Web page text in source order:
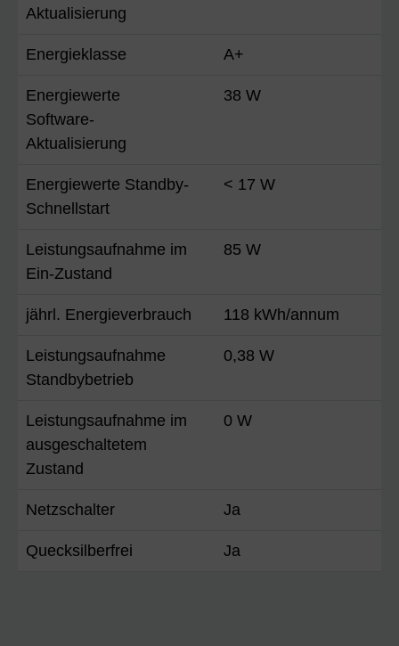
Aktualisierung
Energieklasse A+
Energiewerte
Software-
Aktualisierung
38 W
Energiewerte Standby-
Schnellstart
< 17 W
Leistungsaufnahme im
Ein-Zustand
85 W
jährl. Energieverbrauch 118 kWh/annum
Leistungsaufnahme
Standbybetrieb
0,38 W
Leistungsaufnahme im
ausgeschaltetem
Zustand
0 W
Netzschalter Ja
Quecksilberfrei Ja